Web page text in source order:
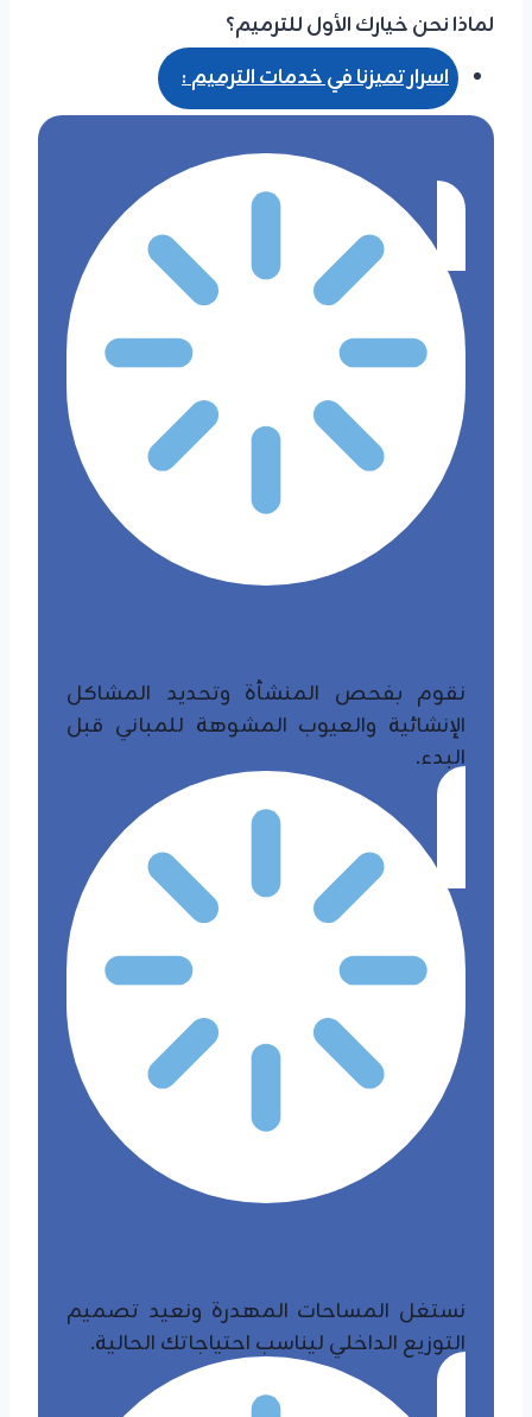
​لماذا نحن خيارك الأول للترميم؟
اسرار تميزنا في خدمات الترميم:
نقوم بفحص المنشأة وتحديد المشاكل
الإنشائية والعيوب المشوهة للمباني قبل
البدء.
نستغل المساحات المهدرة ونعيد تصميم
التوزيع الداخلي ليناسب احتياجاتك الحالية.